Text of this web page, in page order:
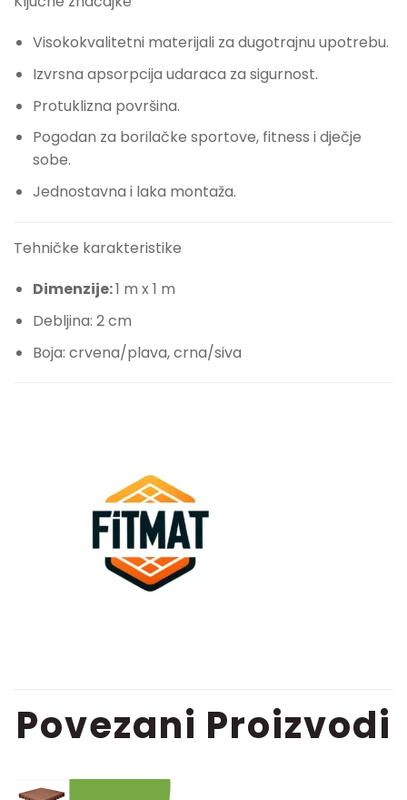
Visokokvalitetni materijali za dugotrajnu upotrebu.
Izvrsna apsorpcija udaraca za sigurnost.
Protuklizna površina.
Pogodan za borilačke sportove, fitness i dječje
sobe.
Jednostavna i laka montaža.
Tehničke karakteristike
Dimenzije:1 m x 1 m
Debljina: 2 cm
Boja: crvena/plava, crna/siva
Povezani Proizvodi